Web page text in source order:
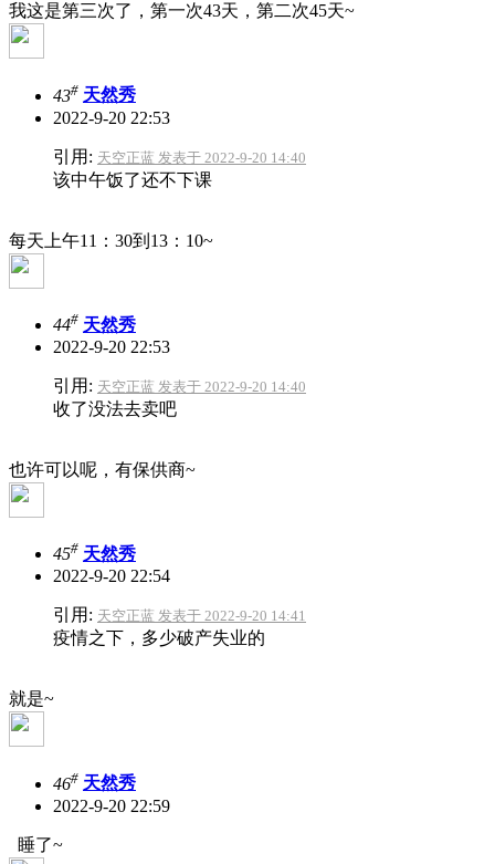
我这是第三次了，第一次43天，第二次45天~
43# 天然秀
2022-9-20 22:53
引用: 天空正蓝 发表于 2022-9-20 14:40
该中午饭了还不下课
每天上午11：30到13：10~
44# 天然秀
2022-9-20 22:53
引用: 天空正蓝 发表于 2022-9-20 14:40
收了没法去卖吧
也许可以呢，有保供商~
45# 天然秀
2022-9-20 22:54
引用: 天空正蓝 发表于 2022-9-20 14:41
疫情之下，多少破产失业的
就是~
46# 天然秀
2022-9-20 22:59
睡了~